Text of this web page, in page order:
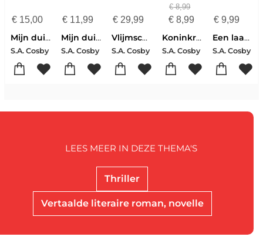
€15,00
Mijn duistere gebed
S.A. Cosby
€11,99
Mijn duistere gebed
S.A. Cosby
€ 29,99
Vlijmscherpe tranen
S.A. Cosby
€8,99
€8,99
Koninkrijk van as
S.A. Cosby
€ 9,99
Een laatste uitweg
S.A. Cosby
Thriller
Vertaalde literaire roman, novelle
LEES MEER IN DEZE THEMA'S